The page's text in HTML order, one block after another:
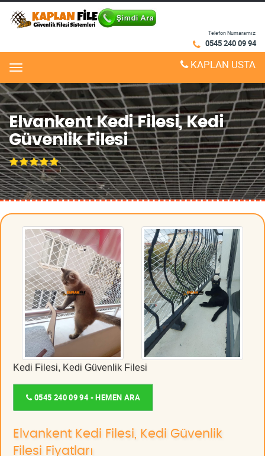
Telefon Numaramız:
0545 240 09 94
Menu KAPLAN USTA
Elvankent Kedi Filesi, Kedi
Güvenlik Filesi
Kedi Filesi, Kedi Güvenlik Filesi
0545 240 09 94 - HEMEN ARA
Elvankent Kedi Filesi, Kedi Güvenlik
Filesi Fiyatları